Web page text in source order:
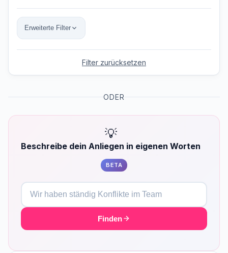
Erweiterte Filter
Filter zurücksetzen
ODER
💡
Beschreibe dein Anliegen in eigenen Worten
BETA
Finden